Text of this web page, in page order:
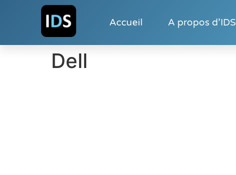
Accueil A propos d’IDS
Dell